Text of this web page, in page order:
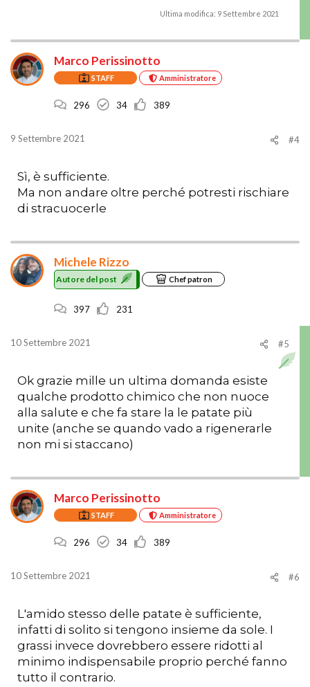
Ultima modifica: 9 Settembre 2021
Marco Perissinotto
STAFF Amministratore
296 34 389
9 Settembre 2021 #4
Sì, è sufficiente.
Ma non andare oltre perché potresti rischiare
di stracuocerle
Michele Rizzo
Autore del post Chef patron
397 231
10 Settembre 2021 #5
Ok grazie mille un ultima domanda esiste
qualche prodotto chimico che non nuoce
alla salute e che fa stare la le patate più
unite (anche se quando vado a rigenerarle
non mi si staccano)
Marco Perissinotto
STAFF Amministratore
296 34 389
10 Settembre 2021 #6
L'amido stesso delle patate è sufficiente,
infatti di solito si tengono insieme da sole. I
grassi invece dovrebbero essere ridotti al
minimo indispensabile proprio perché fanno
tutto il contrario.